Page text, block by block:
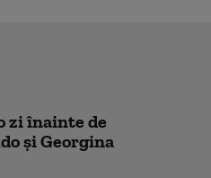
zi înainte de
și Georgina